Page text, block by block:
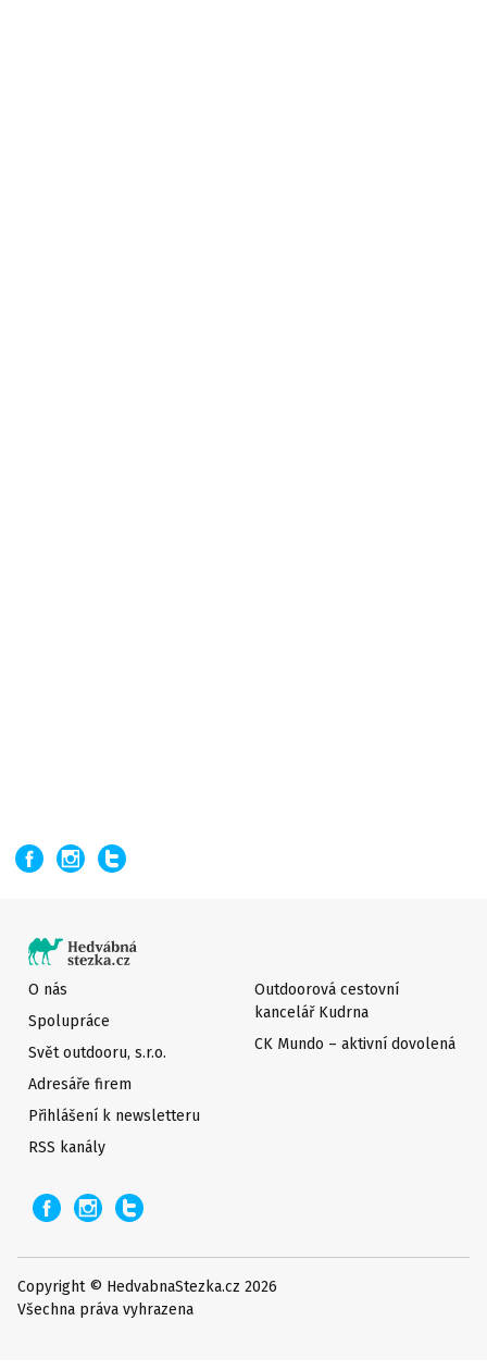
O nás
Spolupráce
Svět outdooru, s.r.o.
Adresáře firem
Přihlášení k newsletteru
Outdoorová cestovní
kancelář Kudrna
CK Mundo – aktivní dovolená
RSS kanály
Copyright © HedvabnaStezka.cz 2026
Všechna práva vyhrazena